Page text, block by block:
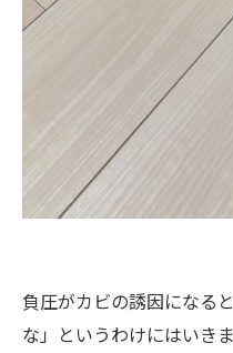
負圧がカビの誘因になる
な」というわけにはいき